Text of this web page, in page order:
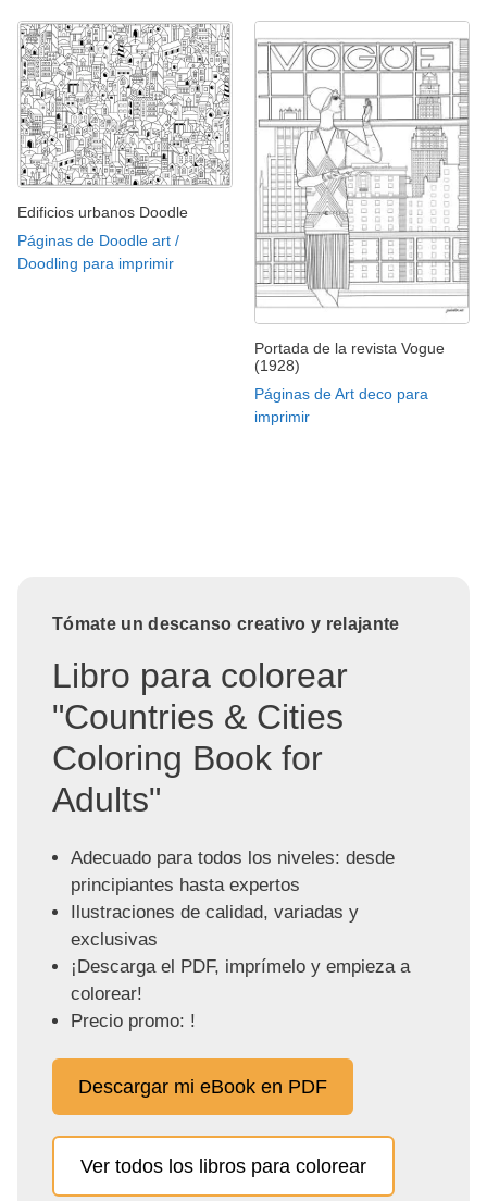
Edificios urbanos Doodle
Páginas de Doodle art /
Doodling para imprimir
Portada de la revista Vogue
(1928)
Páginas de Art deco para
imprimir
Tómate un descanso creativo y relajante
Libro para colorear
"Countries & Cities
Coloring Book for
Adults"
Adecuado para todos los niveles: desde
principiantes hasta expertos
Ilustraciones de calidad, variadas y
exclusivas
¡Descarga el PDF, imprímelo y empieza a
colorear!
Precio promo: !
Descargar mi eBook en PDF
Ver todos los libros para colorear